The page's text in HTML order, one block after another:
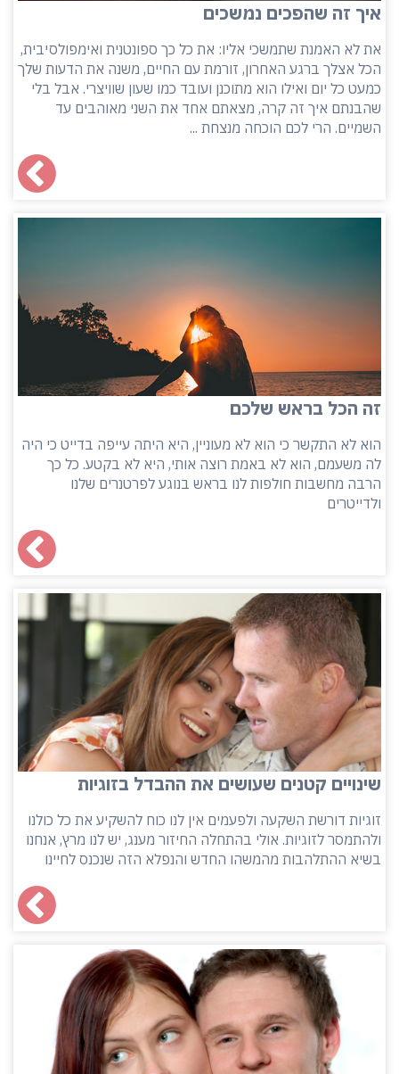
איך זה שהפכים נמשכים
את לא האמנת שתמשכי אליו: את כל כך ספונטנית ואימפולסיבית,
הכל אצלך ברגע האחרון, זורמת עם החיים, משנה את הדעות שלך
כמעט כל יום ואילו הוא מתוכנן ועובד כמו שעון שוויצרי. אבל בלי
שהבנתם איך זה קרה, מצאתם אחד את השני מאוהבים עד
השמיים. הרי לכם הוכחה מנצחת ...
זה הכל בראש שלכם
הוא לא התקשר כי הוא לא מעוניין, היא היתה עייפה בדייט כי היה
לה משעמם, הוא לא באמת רוצה אותי, היא לא בקטע. כל כך
הרבה מחשבות חולפות לנו בראש בנוגע לפרטנרים שלנו
ולדייטרים
שינויים קטנים שעושים את ההבדל בזוגיות
זוגיות דורשת השקעה ולפעמים אין לנו כוח להשקיע את כל כולנו
ולהתמסר לזוגיות. אולי בהתחלה החיזור מענג, יש לנו מרץ, אנחנו
בשיא ההתלהבות מהמשהו החדש והנפלא הזה שנכנס לחיינו